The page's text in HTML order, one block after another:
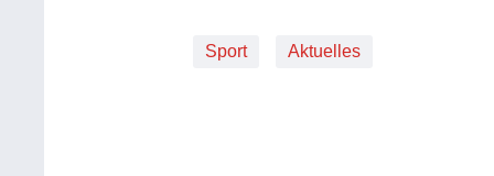
Sport Aktuelles